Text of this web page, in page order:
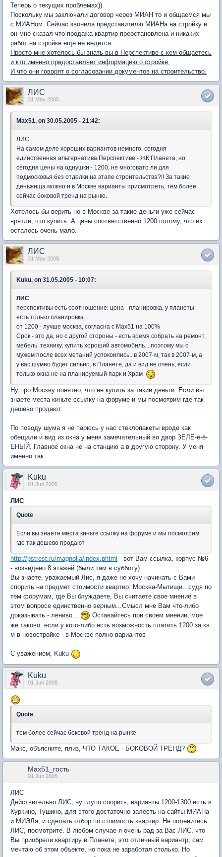
Теперь о текущих проблемах))
Поскольку мы заключали договор через МИАН то и общаемся мы
с МИАНом. Сейчас звонила представителю МИАНа на стройку и
он мне сказал что продажа квартир преостановлена и никаких
работ на стройке еще не ведется
Просто мне хотелось бы знать вы в Перспективе с кем общаетесь
и кто именно предоставляет информацию о стройке.
И что они говорят о согласовании документов на строительство.
ЛИС
31 May 2005
Max51, on 30.05.2005 - 21:42:
ЛИС
На самом деле хороших вариантов немного, сегодня
единственная альтернатива Перспективе - ЖК Планета, но
сегодня цены на однушки - 1200, не многовато ли для
подмосковья без отделки на этапе строительства?!! За такие
деньжища можно и в Москве варианты присмотреть, тем более
сейчас боковой тренд на рынке.
Хотелось бы верить но в Москве за такие деньги уже сейчас
врятли, что купить. А цены соответственно 1200 потому, что их
осталось очень мало.
ЛИС
31 May 2005
Kuku, on 31.05.2005 - 10:07:
ЛИС
перспективы есть соотношение: цена - планировка, у планеты
есть только планировка....
от 1200 - лучше москва, согласна с Max51 на 100%
Срок - это да, но с другой стороны - есть время собрать на ремонт,
мебель, технику, купить хороший автомобиль....поэтому мы с
мужем после всех метаний успокоились...в 2007-м, так в 2007-м, а
у вас шумно будет сильно, в Планете, да и вид не очень, если
только окна не на планируемый парк и Храм
Ну про Москву понятно, что не купить за такие деньги. Если вы
знаете места киньте ссылку на форуме и мы посмотрим где так
дешево продают.
По поводу шума я не парюсь у нас стеклопакеты вроде как
обещали и вид из окна у меня замечательный во двор ЗЕЛЁ-ё-ё-
ЁНЫЙ. Главное окна не на станцию а в другую сторону. У меня
именно так.
Kuku
01 Jun 2005
ЛИС
Quote
Если вы знаете места киньте ссылку на форуме и мы посмотрим
где так дешево продают
http://pstrest.ru/magnolia/index.phtml - вот Вам ссылка, корпус №6
- возведено 8 этажей (были там в субботу)
Вы знаете, уважаемый Лис, я даже не хочу начинать с Вами
спорить на предмет стоимости квартир: Москва-Мытищи...судя по
тем форумам, где Вы блуждаете, Вы считаете свое мнение в
этом вопросе единственно верным...Смысл мне Вам что-либо
доказывать - лениво...
Оставайтесь при своем мнении, мое
же таково: если у кого-либо есть возможность платить 1200 за кв.
м в новостройке - в Москве полно вариантов
С уважением, Kuku
Kuku
01 Jun 2005
Quote
тем более сейчас боковой тренд на рынке
Макс, объясните, плиз, ЧТО ТАКОЕ - БОКОВОЙ ТРЕНД?
Max51_гость
01 Jun 2005
ЛИС
Действительно ЛИС, ну глупо спорить, варианты 1200-1300 есть в
Куркино, Тушино, для этого достаточно залесть на сайты МИАНа
и МИЭЛя, и сделать отбор по стоимость квартир. Не поленитесь
ЛИС, посмотрите. В любом случае я очень рад за Вас ЛИС, что
Вы приобрели квартиру в Планете, это отличный вариантр, сам
мечтаю об этом объекте, но пока не заработал столько. Но